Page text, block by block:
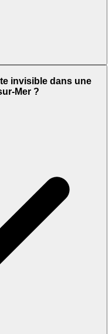
invisible dans une
Mer ?